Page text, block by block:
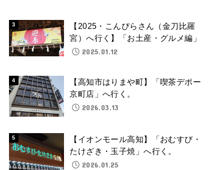
【2025・こんぴらさん（金刀比羅
宮）へ行く】「お土産・グルメ編」
2025.01.12
【高知市はりまや町】「喫茶デポー
京町店」へ行く。
2026.03.13
【イオンモール高知】「おむすび・
たけざき・玉子焼」へ行く。
2026.01.25